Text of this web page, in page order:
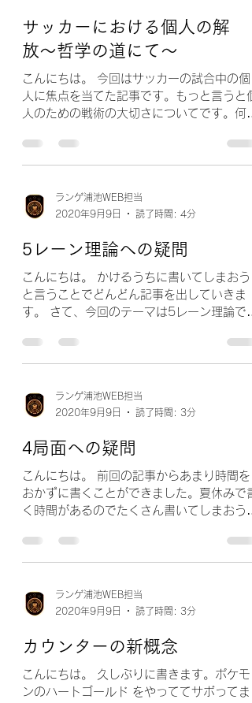
サッカーにおける個人の解
放〜哲学の道にて〜
こんにちは。 今回はサッカーの試合中の個
人に焦点を当てた記事です。もっと言うと個
人のための戦術の大切さについてです。何度
とは何か』でボブ・ディランの「自由に音楽
を作るのは難しい。テーマがあったほうがい
ランゲ浦池WEB担当
2020年9月9日
読了時間: 4分
5レーン理論への疑問
こんにちは。 かけるうちに書いてしまおう
と言うことでどんどん記事を出していきま
す。 さて、今回のテーマは5レーン理論で
で区切ることです。そうすることで攻守の原
則（特に攻撃）をおとしやすくしています。
ランゲ浦池WEB担当
2020年9月9日
読了時間: 3分
4局面への疑問
こんにちは。 前回の記事からあまり時間を
おかずに書くことができました。夏休みで書
く時間があるのでたくさん書いてしまおうと
備への切り替わり（ネガティブトランジショ
ン）、守備、守備から攻撃への切り替わり
ランゲ浦池WEB担当
2020年9月9日
読了時間: 3分
カウンターの新概念
こんにちは。 久しぶりに書きます。ポケモ
ンのハートゴールド をやっててサボってま